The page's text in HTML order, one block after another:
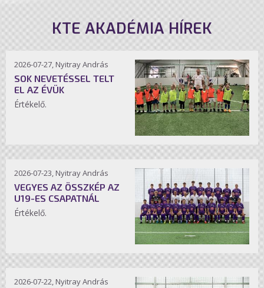
KTE AKADÉMIA HÍREK
2026-07-27, Nyitray András
SOK NEVETÉSSEL TELT
EL AZ ÉVÜK
Értékelő.
2026-07-23, Nyitray András
VEGYES AZ ÖSSZKÉP AZ
U19-ES CSAPATNÁL
Értékelő.
2026-07-22, Nyitray András